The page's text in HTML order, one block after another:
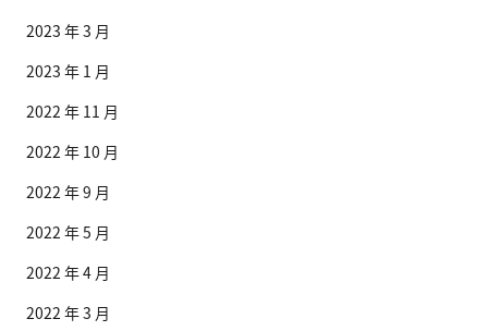
2023 年 3 月
2023 年 1 月
2022 年 11 月
2022 年 10 月
2022 年 9 月
2022 年 5 月
2022 年 4 月
2022 年 3 月